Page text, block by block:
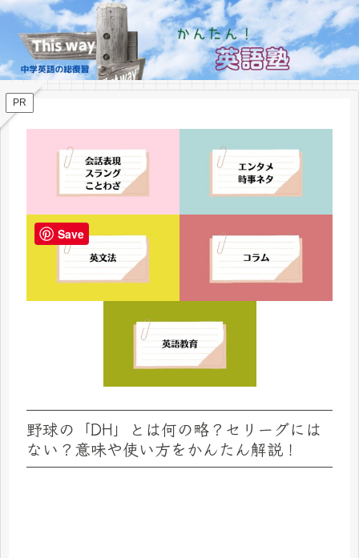
PR
野球の「DH」とは何の略？セリーグには
ない？意味や使い方をかんたん解説！
Save